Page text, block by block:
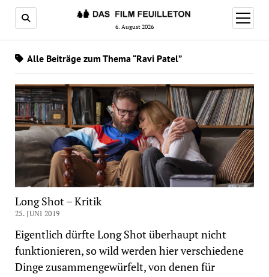
6. August 2026
Menü
öffnen
Alle Beiträge zum Thema “Ravi Patel”
Long Shot – Kritik
25. JUNI 2019
Eigentlich dürfte Long Shot überhaupt nicht
funktionieren, so wild werden hier verschiedene
Dinge zusammengewürfelt, von denen für